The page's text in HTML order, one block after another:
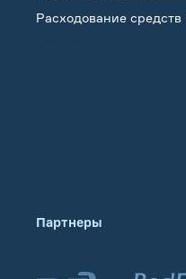
Расходование средств
Партнеры